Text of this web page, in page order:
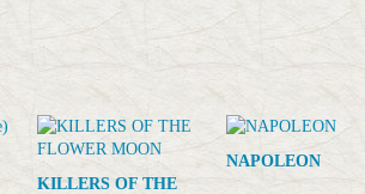
KILLERS OF THE
NAPOLEON